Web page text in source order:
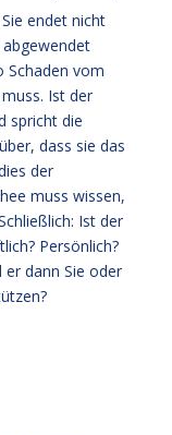
endet nicht
Schaden vom
Ist der
spricht die
dass sie das
der
muss wissen,
Ist der
Persönlich?
er dann Sie oder